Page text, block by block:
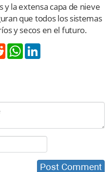
y la extensa capa de nieve
que todos los sistemas
y secos en el futuro.
Reddit WhatsApp